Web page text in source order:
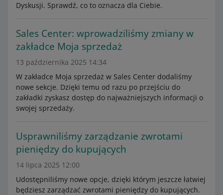
Dyskusji. Sprawdź, co to oznacza dla Ciebie.
Sales Center: wprowadziliśmy zmiany w
zakładce Moja sprzedaż
13 października 2025 14:34
W zakładce Moja sprzedaż w Sales Center dodaliśmy
nowe sekcje. Dzięki temu od razu po przejściu do
zakładki zyskasz dostęp do najważniejszych informacji o
swojej sprzedaży.
Usprawniliśmy zarządzanie zwrotami
pieniędzy do kupujących
14 lipca 2025 12:00
Udostępniliśmy nowe opcje, dzięki którym jeszcze łatwiej
będziesz zarządzać zwrotami pieniędzy do kupujących.